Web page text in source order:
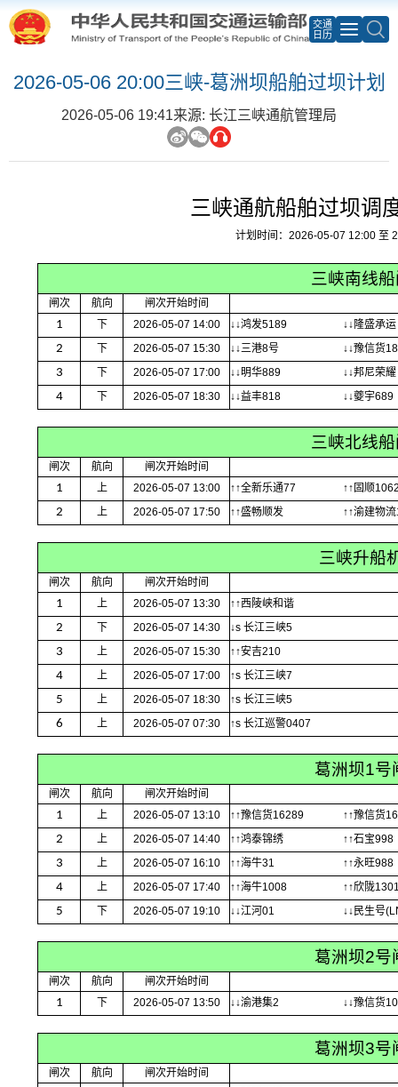
交通
日历
2026-05-06 20:00三峡-葛洲坝船舶过坝计划
2026-05-06 19:41来源: 长江三峡通航管理局
三峡通航船舶过坝调
计划时间：2026-05-07 12:00 至
三峡南线
闸次 航向 闸次开始时间
1 下 2026-05-07 14:00 ↓↓鸿发5189 ↓↓隆盛承运
2 下 2026-05-07 15:30 ↓↓三港8号 ↓↓豫信货
3 下 2026-05-07 17:00 ↓↓明华889 ↓↓邦尼荣耀
4 下 2026-05-07 18:30 ↓↓益丰818 ↓↓夔宇689
三峡北线
闸次 航向 闸次开始时间
1 上 2026-05-07 13:00 ↑↑全新乐通77 ↑↑固顺
2 上 2026-05-07 17:50 ↑↑盛畅顺发 ↑↑渝建物
三峡升船
闸次 航向 闸次开始时间
1 上 2026-05-07 13:30 ↑↑西陵峡和谐
2 下 2026-05-07 14:30 ↓s 长江三峡5
3 上 2026-05-07 15:30 ↑↑安吉210
4 上 2026-05-07 17:00 ↑s 长江三峡7
5 上 2026-05-07 18:30 ↑s 长江三峡5
6 上 2026-05-07 07:30 ↑s 长江巡警0407
葛洲坝1号
闸次 航向 闸次开始时间
1 上 2026-05-07 13:10 ↑↑豫信货16289 ↑↑豫信货
2 上 2026-05-07 14:40 ↑↑鸿泰锦绣 ↑↑石宝998
3 上 2026-05-07 16:10 ↑↑海牛31 ↑↑永旺988
4 上 2026-05-07 17:40 ↑↑海牛1008 ↑↑欣陇
5 下 2026-05-07 19:10 ↓↓江河01 ↓↓民生号
葛洲坝2号
闸次 航向 闸次开始时间
1 下 2026-05-07 13:50 ↓↓渝港集2 ↓↓豫信货
葛洲坝3号
闸次 航向 闸次开始时间